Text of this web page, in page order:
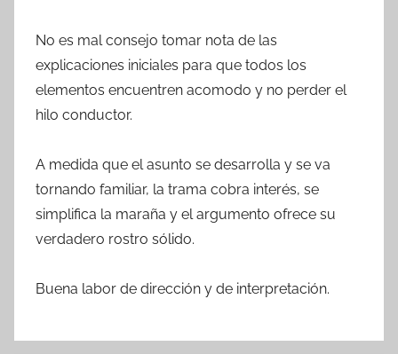
No es mal consejo tomar nota de las
explicaciones iniciales para que todos los
elementos encuentren acomodo y no perder el
hilo conductor.
A medida que el asunto se desarrolla y se va
tornando familiar, la trama cobra interés, se
simplifica la maraña y el argumento ofrece su
verdadero rostro sólido.
Buena labor de dirección y de interpretación.